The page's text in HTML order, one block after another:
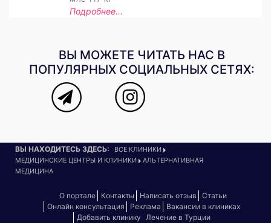
Подробнее...
ВЫ МОЖЕТЕ ЧИТАТЬ НАС В
ПОПУЛЯРНЫХ СОЦИАЛЬНЫХ СЕТЯХ:
ВЫ НАХОДИТЕСЬ ЗДЕСЬ:
ВСЕ КЛИНИКИ
МЕДИЦИНСКИЕ ЦЕНТРЫ И КЛИНИКИ
АЛЬТЕРНАТИВНАЯ
МЕДИЦИНА
О портале Контакты Написать отзыв
Статьи
Онлайн консультация
Реклама
Вакансии в клиниках
Добавить клинику Лечение в Турции